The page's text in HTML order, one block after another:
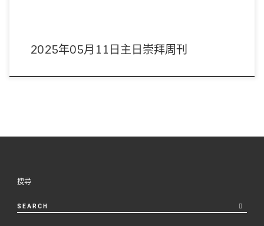
2025年05月11日主日崇拜周刊
搜尋
SEARCH